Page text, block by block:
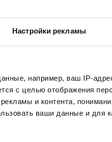
Настройки рекламы
например, ваш IP-
с целью отображения
и контента,
ваши данные и для